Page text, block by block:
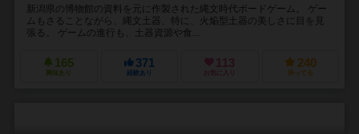
新潟県の博物館の資料を元に作製された縄文時代ボードゲーム。 ゲー
ムもさることながら、縄文土器、特に、火焔型土器の美しさに目を見
張る。 ゲームの進行も、土器資源や食...
165
興味あり
371
経験あり
113
お気に入り
240
持ってる